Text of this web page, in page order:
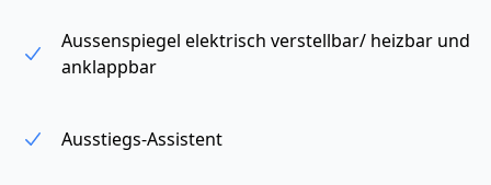
Aussenspiegel elektrisch verstellbar/ heizbar und
anklappbar
Ausstiegs-Assistent